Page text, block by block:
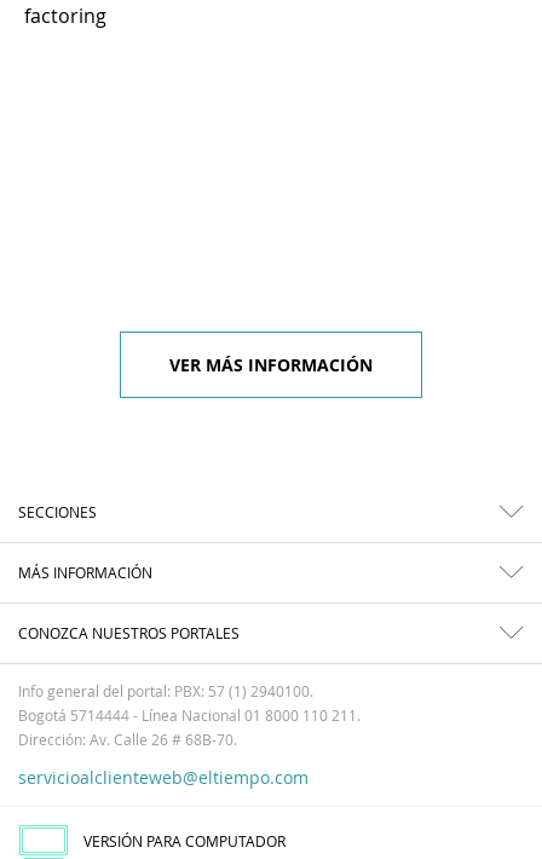
factoring
VER MÁS INFORMACIÓN
SECCIONES
MÁS INFORMACIÓN
CONOZCA NUESTROS PORTALES
Info general del portal: PBX: 57 (1) 2940100.
Bogotá 5714444 - Línea Nacional 01 8000 110 211.
Dirección: Av. Calle 26 # 68B-70.
servicioalclienteweb@eltiempo.com
VERSIÓN PARA COMPUTADOR